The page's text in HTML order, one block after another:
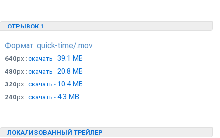
ОТРЫВОК 1
Формат: quick-time/.mov
640px : скачать - 39.1 MB
480px : скачать - 20.8 MB
320px : скачать - 10.4 MB
240px : скачать - 4.3 MB
ЛОКАЛИЗОВАННЫЙ ТРЕЙЛЕР